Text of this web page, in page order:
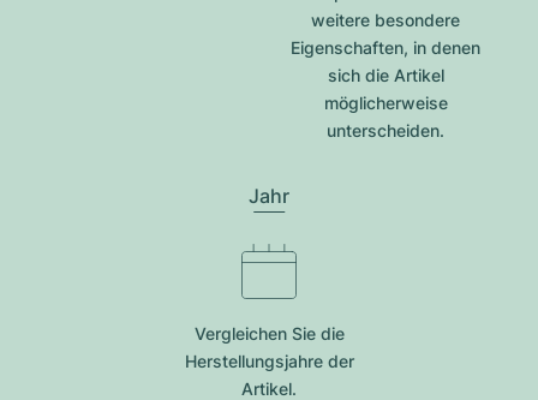
weitere besondere
Eigenschaften, in denen
sich die Artikel
möglicherweise
unterscheiden.
Jahr
Vergleichen Sie die
Herstellungsjahre der
Artikel.